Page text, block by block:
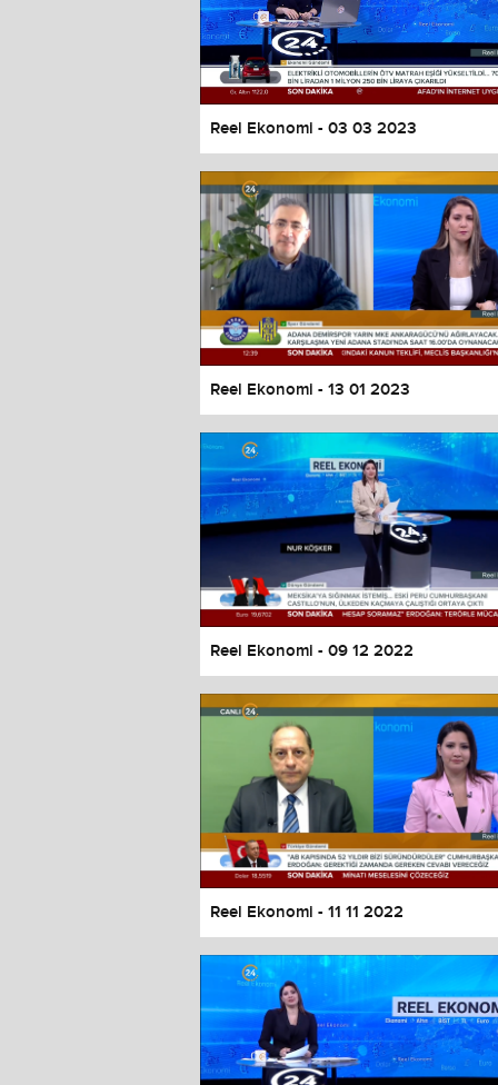
Reel Ekonomi - 03 03 2023
Reel Ekonomi - 13 01 2023
Reel Ekonomi - 09 12 2022
Reel Ekonomi - 11 11 2022